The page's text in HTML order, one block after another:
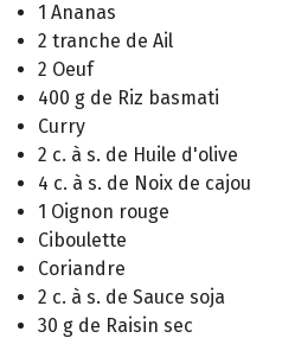
1 Ananas
2 tranche de Ail
2 Oeuf
400 g de Riz basmati
Curry
2 c. à s. de Huile d'olive
4 c. à s. de Noix de cajou
1 Oignon rouge
Ciboulette
Coriandre
2 c. à s. de Sauce soja
30 g de Raisin sec